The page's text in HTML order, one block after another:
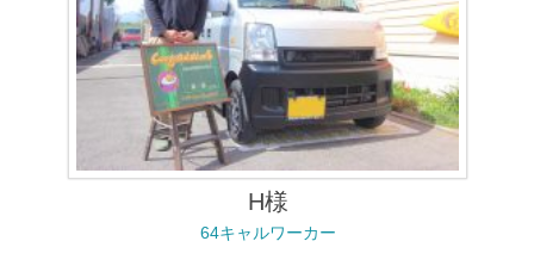
H様
64キャルワーカー